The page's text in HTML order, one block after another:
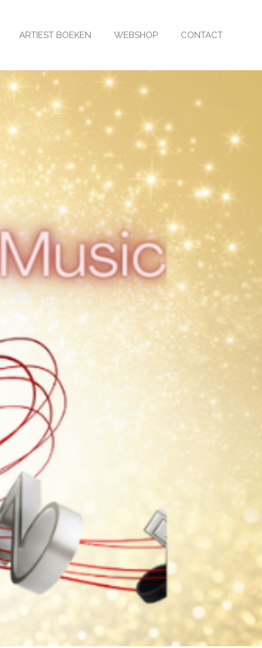
ARTIEST BOEKEN WEBSHOP CONTACT